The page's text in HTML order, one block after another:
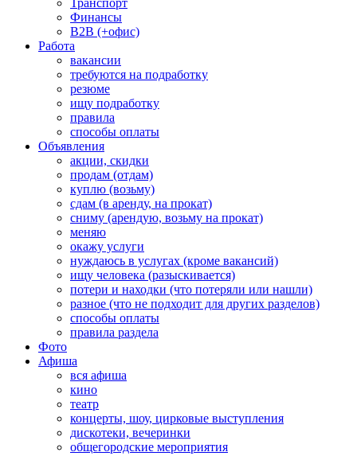
Транспорт
Финансы
B2B (+офис)
Работа
вакансии
требуются на подработку
резюме
ищу подработку
правила
способы оплаты
Объявления
акции, скидки
продам (отдам)
куплю (возьму)
сдам (в аренду, на прокат)
сниму (арендую, возьму на прокат)
меняю
окажу услуги
нуждаюсь в услугах (кроме вакансий)
ищу человека (разыскивается)
потери и находки (что потеряли или нашли)
разное (что не подходит для других разделов)
способы оплаты
правила раздела
Фото
Афиша
вся афиша
кино
театр
концерты, шоу, цирковые выступления
дискотеки, вечеринки
общегородские мероприятия